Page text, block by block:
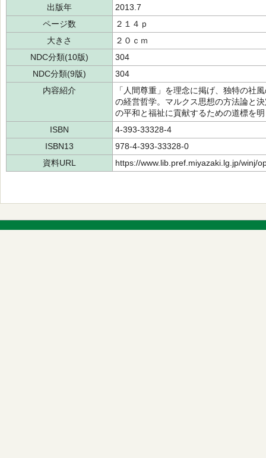
出版年
2013.7
ページ数
２１４ｐ
大きさ
２０ｃｍ
NDC分類(10版)
304
NDC分類(9版)
304
内容紹介
「人間尊重」を理念に掲げ、独特の社
の経営哲学。マルクス思想の方法論と
の平和と福祉に貢献するための道標を
ISBN
4-393-33328-4
ISBN13
978-4-393-33328-0
資料URL
https://www.lib.pref.miyazaki.lg.jp/winj/